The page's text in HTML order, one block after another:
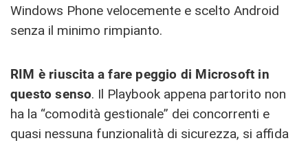
Windows Phone velocemente e scelto Android
senza il minimo rimpianto.
RIM è riuscita a fare peggio di Microsoft in
questo senso. Il Playbook appena partorito non
ha la “comodità gestionale” dei concorrenti e
quasi nessuna funzionalità di sicurezza, si affida